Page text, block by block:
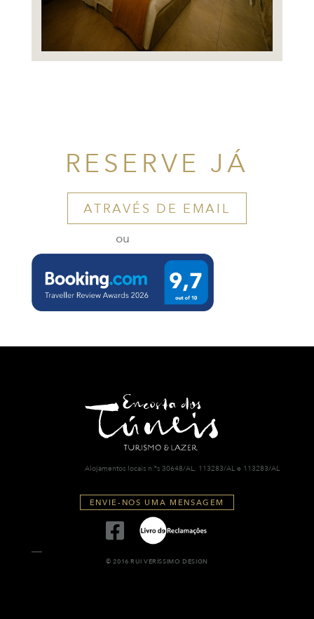
RESERVE JÁ
ATRAVÉS DE EMAIL
ou
Alojamentos locais n.ºs 30648/AL, 113283/AL e 113283/AL
ENVIE-NOS UMA MENSAGEM
© 2016 RUI VERÍSSIMO DESIGN